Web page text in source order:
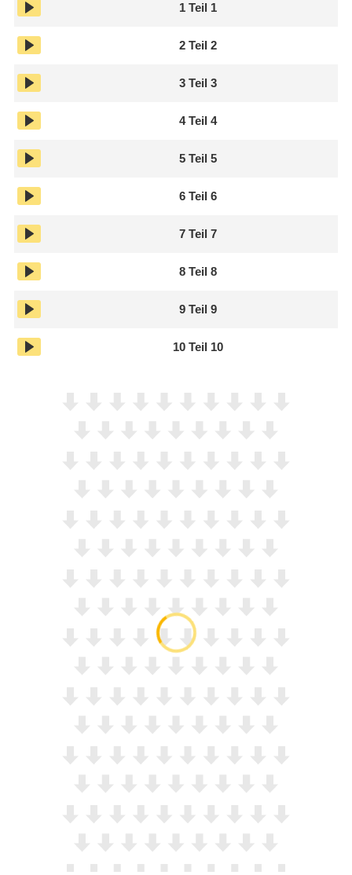
1 Teil 1
2 Teil 2
3 Teil 3
4 Teil 4
5 Teil 5
6 Teil 6
7 Teil 7
8 Teil 8
9 Teil 9
10 Teil 10